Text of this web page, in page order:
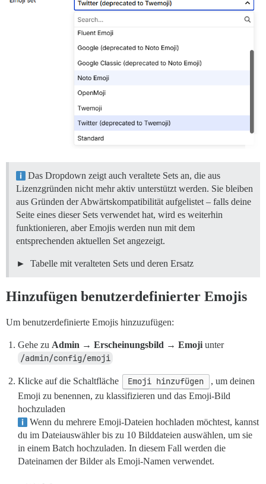
Das Dropdown zeigt auch veraltete Sets an, die aus
Lizenzgründen nicht mehr aktiv unterstützt werden. Sie bleiben
aus Gründen der Abwärtskompatibilität aufgelistet – falls deine
Seite eines dieser Sets verwendet hat, wird es weiterhin
funktionieren, aber Emojis werden nun mit dem
entsprechenden aktuellen Set angezeigt.
Tabelle mit veralteten Sets und deren Ersatz
Hinzufügen benutzerdefinierter Emojis
Um benutzerdefinierte Emojis hinzuzufügen:
Gehe zu Admin → Erscheinungsbild → Emoji unter
/admin/config/emoji
Klicke auf die Schaltfläche Emoji hinzufügen
, um deinen
Emoji zu benennen, zu klassifizieren und das Emoji-Bild
hochzuladen
Wenn du mehrere Emoji-Dateien hochladen möchtest, kannst
du im Dateiauswähler bis zu 10 Bilddateien auswählen, um sie
in einem Batch hochzuladen. In diesem Fall werden die
Dateinamen der Bilder als Emoji-Namen verwendet.